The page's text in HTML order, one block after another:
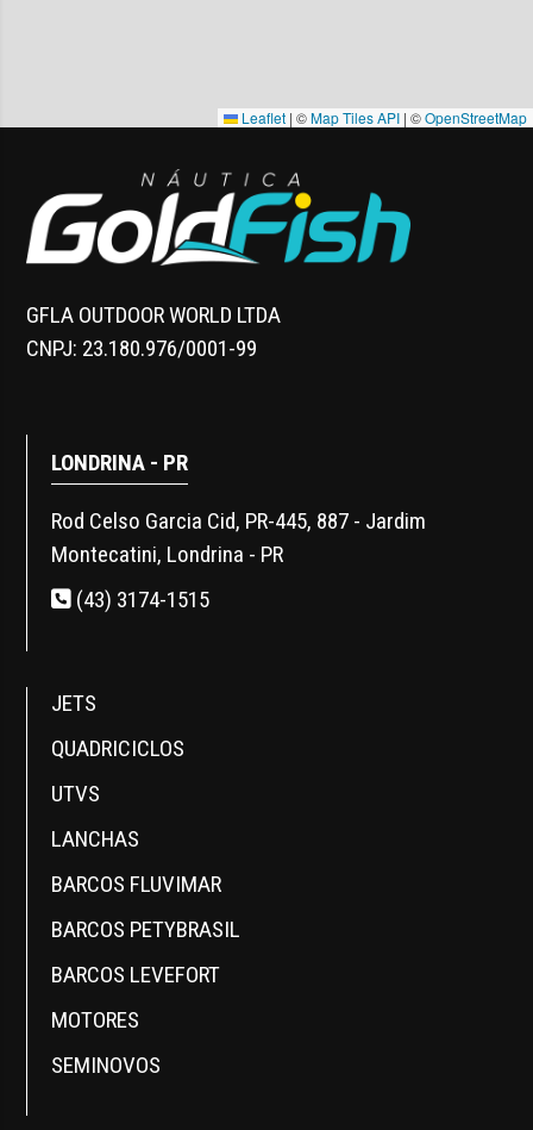
Leaflet | ©Map Tiles API | ©OpenStreetMap
GFLA OUTDOOR WORLD LTDA
CNPJ: 23.180.976/0001-99
LONDRINA - PR
Rod Celso Garcia Cid, PR-445, 887 - Jardim
Montecatini, Londrina - PR
(43) 3174-1515
JETS
QUADRICICLOS
UTVS
LANCHAS
BARCOS FLUVIMAR
BARCOS PETYBRASIL
BARCOS LEVEFORT
MOTORES
SEMINOVOS